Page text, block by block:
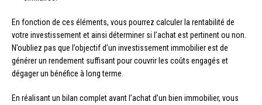
En fonction de ces éléments, vous pourrez calculer la rentabilité de
votre investissement et ainsi déterminer si l’achat est pertinent ou non.
N’oubliez pas que l’objectif d’un investissement immobilier est de
générer un rendement suffisant pour couvrir les coûts engagés et
dégager un bénéfice à long terme.
En réalisant un bilan complet avant l’achat d’un bien immobilier, vous